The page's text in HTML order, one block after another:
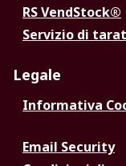
RS VendStock®
Servizio di
Legale
Informativa
Email Security